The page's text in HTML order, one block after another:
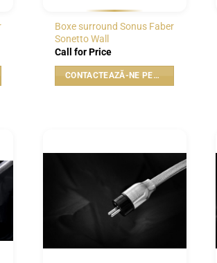
Boxe surround Sonus Faber
Sonetto Wall
Call for Price
CONTACTEAZĂ-NE PENTRU PREȚ
WISHLIST